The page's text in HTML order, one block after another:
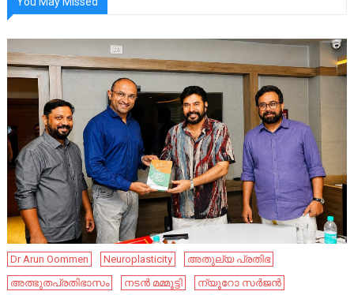
Dr Arun Oommen Neuroplasticity
അതുല്യ പ്രതിഭ
അത്ഭുതപ്രതിഭാസം
നടൻ മമ്മൂട്ടി
ന്യൂറോ സർജൻ